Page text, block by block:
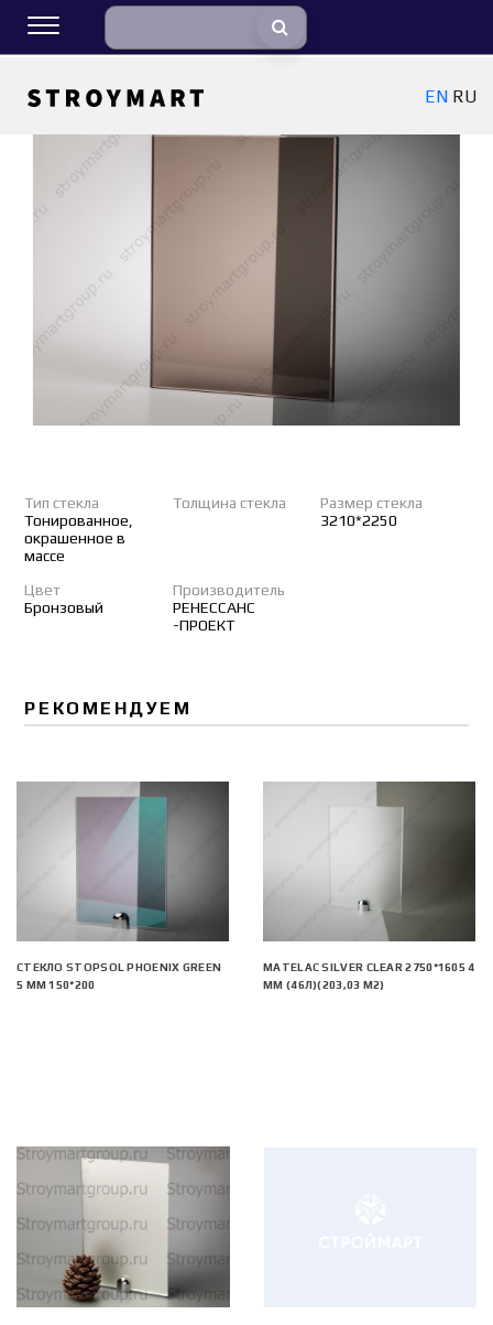
EN RU
Тип стекла
Тонированное,
окрашенное в
массе
Толщина стекла
Размер стекла
3210*2250
Цвет
Бронзовый
Производитель
РЕНЕССАНС
-ПРОЕКТ
РЕКОМЕНДУЕМ
СТЕКЛО STOPSOL PHOENIX GREEN
5 ММ 150*200
MATELAC SILVER CLEAR 2750*1605 4
ММ (46Л)(203,03 М2)